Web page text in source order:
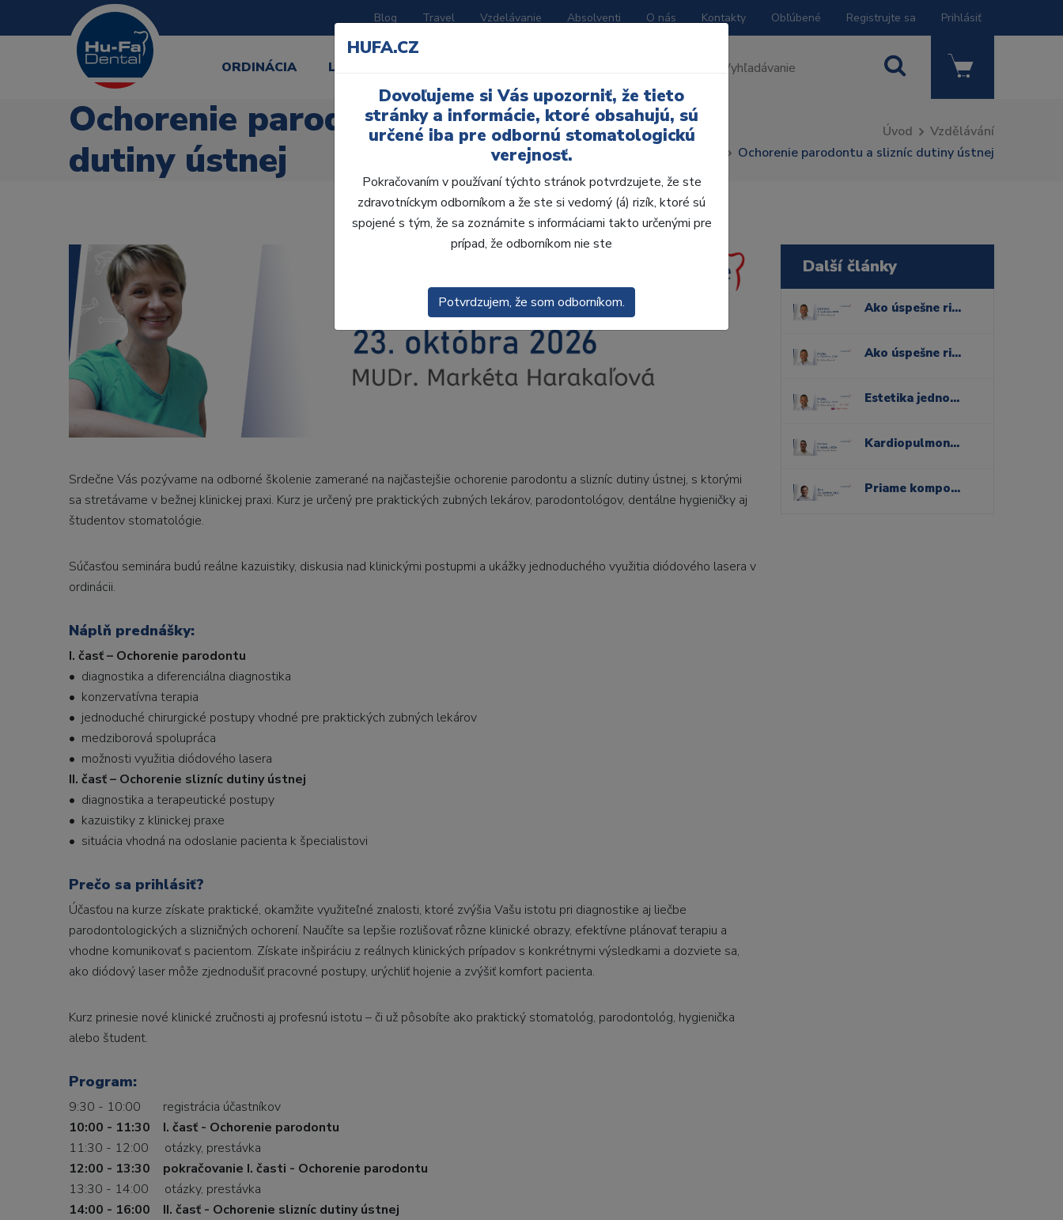
Blog Travel Vzdelávanie Absolventi O nás Kontakty Obľúbené Registrujte sa Prihlásiť
ORDINÁCIA LABORATÓRIUM
Ochorenie parodontu a slizníc
dutiny ústnej
Úvod
Vzdělávání
Ochorenie parodontu a slizníc dutiny ústnej
Srdečne Vás pozývame na odborné školenie zamerané na najčastejšie ochorenie parodontu a slizníc dutiny ústnej, s ktorými
sa stretávame v bežnej klinickej praxi. Kurz je určený pre praktických zubných lekárov, parodontológov, dentálne hygieničky aj
študentov stomatológie.
Súčasťou seminára budú reálne kazuistiky, diskusia nad klinickými postupmi a ukážky jednoduchého využitia diódového lasera v
ordinácii.
Náplň prednášky:
I. časť – Ochorenie parodontu
• diagnostika a diferenciálna diagnostika
• konzervatívna terapia
• jednoduché chirurgické postupy vhodné pre praktických zubných lekárov
• medziborová spolupráca
• možnosti využitia diódového lasera
II. časť – Ochorenie slizníc dutiny ústnej
• diagnostika a terapeutické postupy
• kazuistiky z klinickej praxe
• situácia vhodná na odoslanie pacienta k špecialistovi
Prečo sa prihlásiť?
Účasťou na kurze získate praktické, okamžite využiteľné znalosti, ktoré zvýšia Vašu istotu pri diagnostike aj liečbe
parodontologických a slizničných ochorení. Naučíte sa lepšie rozlišovať rôzne klinické obrazy, efektívne plánovať terapiu a
vhodne komunikovať s pacientom. Získate inšpiráciu z reálnych klinických prípadov s konkrétnymi výsledkami a dozviete sa,
ako diódový laser môže zjednodušiť pracovné postupy, urýchliť hojenie a zvýšiť komfort pacienta.
Kurz prinesie nové klinické zručnosti aj profesnú istotu – či už pôsobíte ako praktický stomatológ, parodontológ, hygienička
alebo študent.
Program:
9:30 - 10:00 registrácia účastníkov
10:00 - 11:30 I. časť - Ochorenie parodontu
11:30 - 12:00 otázky, prestávka
12:00 - 13:30 pokračovanie I. časti - Ochorenie parodontu
13:30 - 14:00 otázky, prestávka
14:00 - 16:00 II. časť - Ochorenie slizníc dutiny ústnej
Další články
Ako úspešne riešiť komplexné prípady bielenia zubov
Ako úspešne riešiť komplexné prípady bielenia zubov
Estetika jednoducho: ako využiť nové technológie pre prirodzené kompozitné rekonštrukcie
Kardiopulmonálna resuscitácia a riešenie urgentných stavov v ordinácii stomatológa
Priame kompozitné dostavby v distálnom úseku
HUFA.CZ
Dovoľujeme si Vás upozorniť, že tieto
stránky a informácie, ktoré obsahujú, sú
určené iba pre odbornú stomatologickú
verejnosť.
Pokračovaním v používaní týchto stránok potvrdzujete, že ste
zdravotníckym odborníkom a že ste si vedomý (á) rizík, ktoré sú
spojené s tým, že sa zoznámite s informáciami takto určenými pre
prípad, že odborníkom nie ste
Potvrdzujem, že som odborníkom.